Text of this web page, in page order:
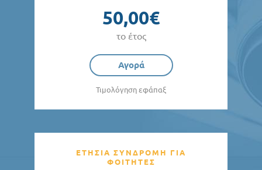
50,00€
το έτος
Αγορά
Τιμολόγηση εφάπαξ
ΕΤΗΣΙΑ ΣΥΝΔΡΟΜΗ ΓΙΑ
ΦΟΙΤΗΤΕΣ